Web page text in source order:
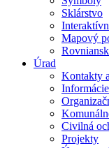
Sklárstvo
Mapový
Úrad
Kontakty
Civilná
Projekty